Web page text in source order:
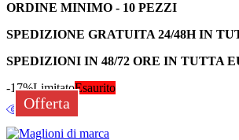
ORDINE MINIMO - 10 PEZZI
SPEDIZIONE GRATUITA 24/48H IN
SPEDIZIONI IN 48/72 ORE IN TUTTA
Offerta
-17%LimitatoEsaurito